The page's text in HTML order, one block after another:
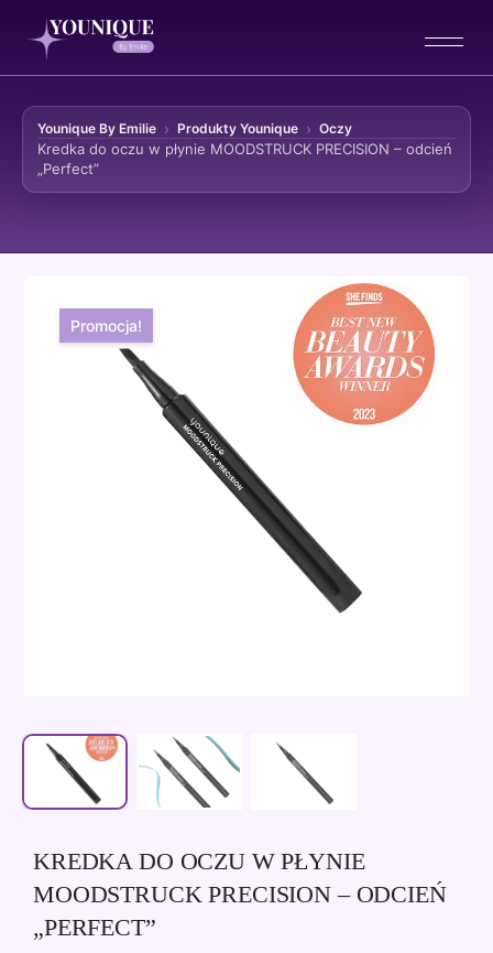
Younique By Emilie Produkty Younique Oczy
Kredka do oczu w płynie MOODSTRUCK PRECISION – odcień
„Perfect”
Przejdź do treści
Promocja!
KREDKA DO OCZU W PŁYNIE
MOODSTRUCK PRECISION – ODCIEŃ
„PERFECT”